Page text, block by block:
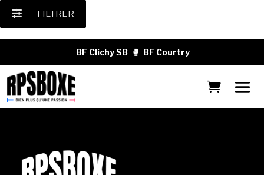
FILTRER
BF Clichy SB 🥊 BF Courtry